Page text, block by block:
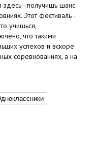
здесь - получишь шанс
Этот фестиваль -
учишься,
что такими
успехов и вскоре
соревнованиях, а на